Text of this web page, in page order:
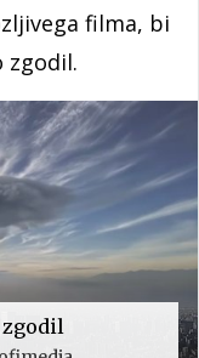
filma, bi
zgodil.